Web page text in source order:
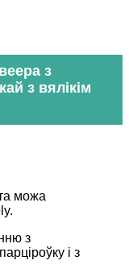
з
з вялікім
можа
з
і з